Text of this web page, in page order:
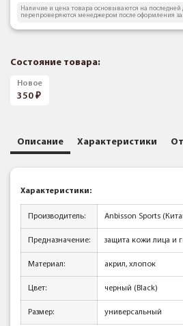
Наличие и цена товара основываются на
перепроверяются менеджером после оформления
Состояние товара:
Новое
350
Описание Характеристики
Характеристики:
Производитель: Anbisson Sports
Предназначение: защита кожи лица и
Материал: акрил, хлопок
Цвет: черный (Black)
Размер: универсальный